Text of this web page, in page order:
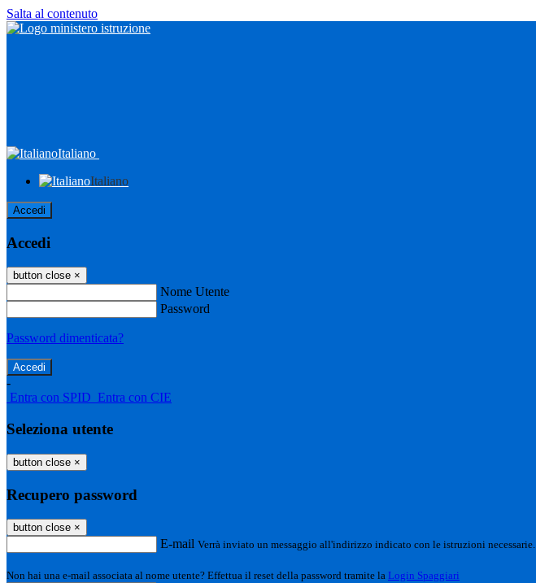
Salta al contenuto
Italiano
Italiano
Accedi
Accedi
button close ×
Nome Utente
Password
Password dimenticata?
-
Entra con SPID Entra con CIE
Seleziona utente
button close ×
Recupero password
button close ×
E-mail Verrà inviato un messaggio all'indirizzo indicato con le istruzioni necessarie.
Non hai una e-mail associata al nome utente? Effettua il reset della password tramite la Login Spaggiari